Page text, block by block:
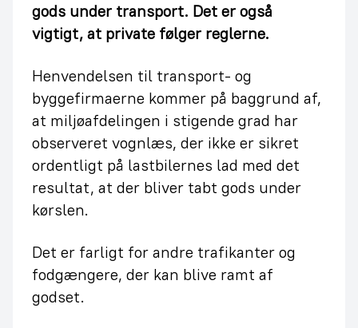
gods under transport. Det er også
vigtigt, at private følger reglerne.
Henvendelsen til transport- og
byggefirmaerne kommer på baggrund af,
at miljøafdelingen i stigende grad har
observeret vognlæs, der ikke er sikret
ordentligt på lastbilernes lad med det
resultat, at der bliver tabt gods under
kørslen.
Det er farligt for andre trafikanter og
fodgængere, der kan blive ramt af
godset.